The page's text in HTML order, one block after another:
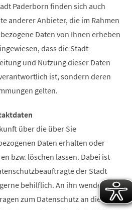
Paderborn finden sich auch
anderer Anbieter, die im Rahmen
Daten von Ihnen erheben
dass die Stadt
und Nutzung dieser Daten
ist, sondern deren
gelten.
über die über Sie
Daten erhalten oder
bzw. löschen lassen. Dabei ist
der Stadt
behilflich. An ihn wenden Sie
zum Datenschutz an die Stadt